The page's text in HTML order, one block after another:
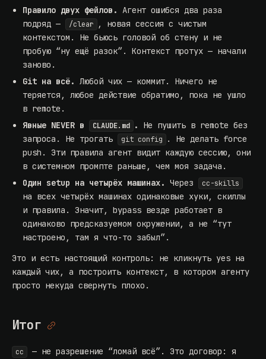
Правило двух фейлов. Агент ошибся два раза
подряд —
/clear
, новая сессия с чистым
контекстом. Не бьюсь головой об стену и не
пробую “ну ещё разок”. Контекст протух — начали
заново.
Git на всё. Любой чих — коммит. Ничего не
теряется, любое действие обратимо, пока не ушло
в remote.
Явные NEVER в
CLAUDE.md .
Не пушить в remote без
запроса. Не трогать
git config
. Не делать force
push. Эти правила агент видит каждую сессию, они
в системном промпте раньше, чем моя задача.
Один setup на четырёх машинах. Через cc-skills
на всех четырёх машинах одинаковые хуки, скиллы
и правила. Значит, bypass везде работает в
одинаково предсказуемом окружении, а не “тут
настроено, там я что-то забыл”.
Это и есть настоящий контроль: не кликнуть yes на
каждый чих, а построить контекст, в котором агенту
просто некуда свернуть плохо.
Итог
cc
— не разрешение “ломай всё”. Это договор: я